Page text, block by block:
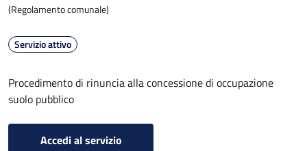
(Regolamento comunale)
Servizio attivo
Procedimento di rinuncia alla concessione di occupazione
suolo pubblico
Accedi al servizio